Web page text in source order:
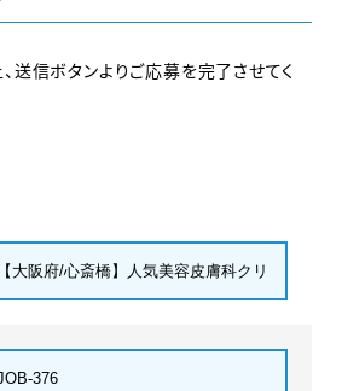
送信ボタンよりご応募を完了させてく